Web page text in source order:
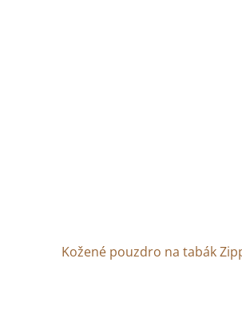
Kožené pouzdro na tabák